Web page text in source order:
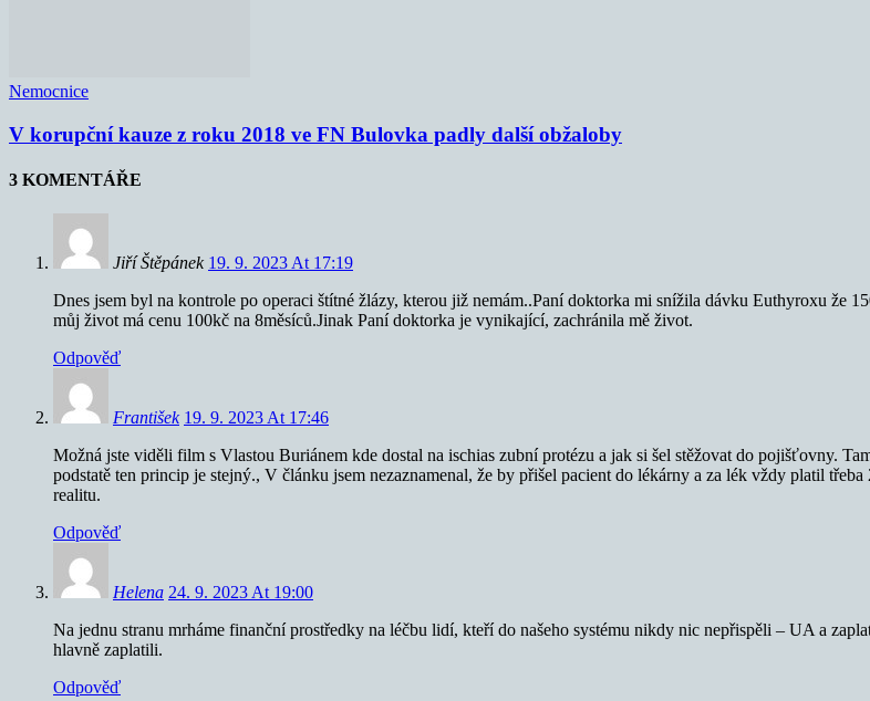
Nemocnice
V korupční kauze z roku 2018 ve FN Bulovka padly další obžaloby
3 KOMENTÁŘE
Jiří Štěpánek 19. 9. 2023 At 17:19
Dnes jsem byl na kontrole po operaci štítné žlázy, kterou již nemám..Paní doktorka mi snížila dávku Euthyroxu
můj život má cenu 100kč na 8měsíců.Jinak Paní doktorka je vynikající, zachránila mě život.
Odpověď
František 19. 9. 2023 At 17:46
Možná jste viděli film s Vlastou Buriánem kde dostal na ischias zubní protézu a jak si šel stěžovat do pojišťovny.
podstatě ten princip je stejný., V článku jsem nezaznamenal, že by přišel pacient do lékárny a za lék vždy platil
realitu.
Odpověď
Helena 24. 9. 2023 At 19:00
Na jednu stranu mrháme finanční prostředky na léčbu lidí, kteří do našeho systému nikdy nic nepřispěli – UA a
hlavně zaplatili.
Odpověď